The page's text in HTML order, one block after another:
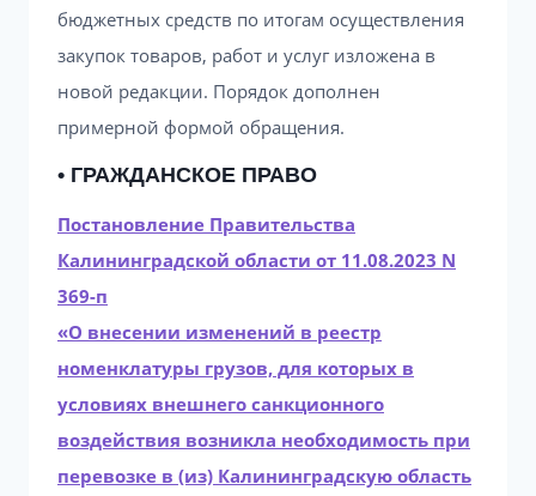
бюджетных средств по итогам осуществления
закупок товаров, работ и услуг изложена в
новой редакции. Порядок дополнен
примерной формой обращения.
• ГРАЖДАНСКОЕ ПРАВО
Постановление Правительства
Калининградской области от 11.08.2023 N
369-п
«О внесении изменений в реестр
номенклатуры грузов, для которых в
условиях внешнего санкционного
воздействия возникла необходимость при
перевозке в (из) Калининградскую область